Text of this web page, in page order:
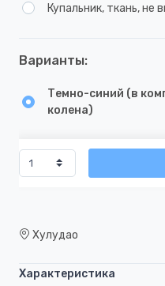
Купальник, ткань, не
Варианты:
Темно-синий (в
колена)
Хулудао
Характеристика